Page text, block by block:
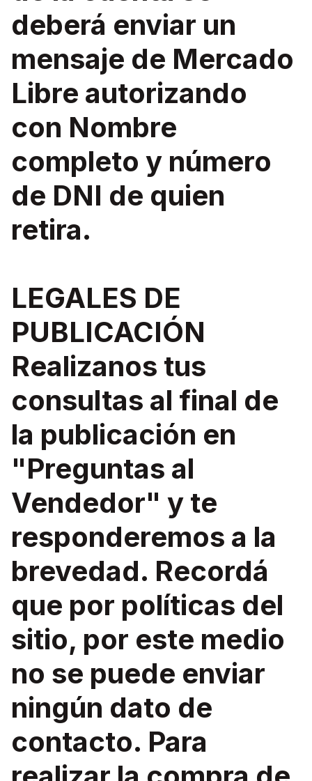
deberá enviar un
mensaje de Mercado
Libre autorizando
con Nombre
completo y número
de DNI de quien
retira.
LEGALES DE
PUBLICACIÓN
Realizanos tus
consultas al final de
la publicación en
"Preguntas al
Vendedor" y te
responderemos a la
brevedad. Recordá
que por políticas del
sitio, por este medio
no se puede enviar
ningún dato de
contacto. Para